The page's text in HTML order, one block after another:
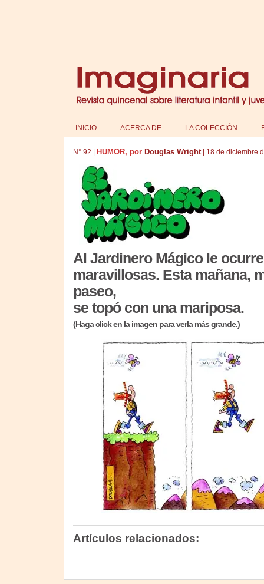
INICIO ACERCA DE LA COLECCIÓN
N° 92 HUMOR, por Douglas Wright 18 de diciembre
Al Jardinero Mágico le
maravillosas. Esta mañana,
paseo,
se topó con una mariposa.
(Haga click en la imagen para verla más grande.)
Artículos relacionados: